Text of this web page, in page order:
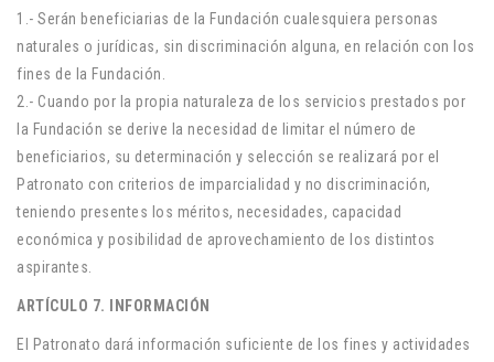
1.- Serán beneficiarias de la Fundación cualesquiera personas
naturales o jurídicas, sin discriminación alguna, en relación con los
fines de la Fundación.
2.- Cuando por la propia naturaleza de los servicios prestados por
la Fundación se derive la necesidad de limitar el número de
beneficiarios, su determinación y selección se realizará por el
Patronato con criterios de imparcialidad y no discriminación,
teniendo presentes los méritos, necesidades, capacidad
económica y posibilidad de aprovechamiento de los distintos
aspirantes.
ARTÍCULO 7. INFORMACIÓN
El Patronato dará información suficiente de los fines y actividades